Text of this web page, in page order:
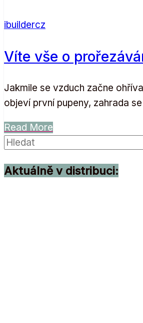
ibuildercz
Víte vše o
Jakmile se vzduch začne
objeví první pupeny, zahrada
Read More
Aktuálně v distribuci: